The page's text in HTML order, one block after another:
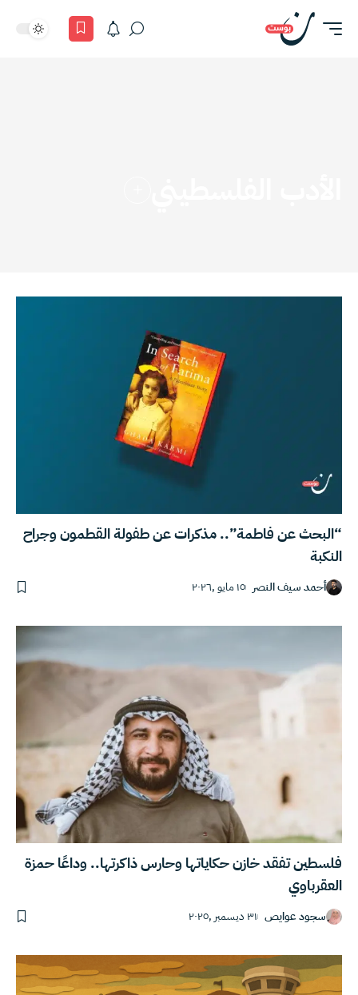
“البحث عن فاطمة”.. مذكرات عن طفولة القطمون وجراح
النكبة
أحمد سيف النصر ١٥ مايو ,٢٠٢٦
فلسطين تفقد خازن حكاياتها وحارس ذاكرتها.. وداعًا حمزة
العقرباوي
سجود عوايص ٣١ ديسمبر ,٢٠٢٥